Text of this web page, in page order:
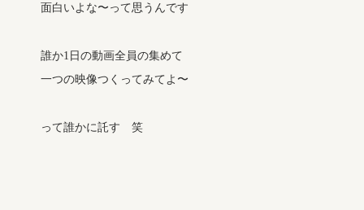
面白いよな〜って思うんです
誰か1日の動画全員の集めて
一つの映像つくってみてよ〜
って誰かに託す 笑